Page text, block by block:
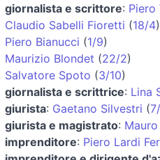
giornalista e scrittore: Piero
Claudio Sabelli Fioretti (18/4)
Piero Bianucci (1/9)
Maurizio Blondet (22/2)
Salvatore Spoto (3/10)
giornalista e scrittrice: Lina
giurista: Gaetano Silvestri (
giurista e magistrato:
imprenditore: Piero Lardi